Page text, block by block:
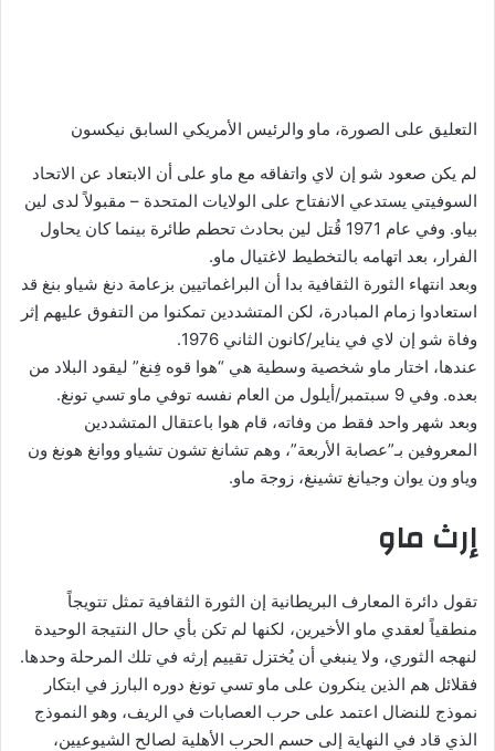
التعليق على الصورة، ماو والرئيس الأمريكي السابق نيكسون
لم يكن صعود شو إن لاي واتفاقه مع ماو على أن الابتعاد عن الاتحاد
السوفيتي يستدعي الانفتاح على الولايات المتحدة – مقبولاً لدى لين
بياو. وفي عام 1971 قُتل لين بحادث تحطم طائرة بينما كان يحاول
الفرار، بعد اتهامه بالتخطيط لاغتيال ماو.
وبعد انتهاء الثورة الثقافية بدا أن البراغماتيين بزعامة دنغ شياو بنغ قد
استعادوا زمام المبادرة، لكن المتشددين تمكنوا من التفوق عليهم إثر
وفاة شو إن لاي في يناير/كانون الثاني 1976.
عندها، اختار ماو شخصية وسطية هي “هوا قوه فِنغ” ليقود البلاد من
بعده. وفي 9 سبتمبر/أيلول من العام نفسه توفي ماو تسي تونغ.
وبعد شهر واحد فقط من وفاته، قام هوا باعتقال المتشددين
المعروفين بـ”عصابة الأربعة”، وهم تشانغ تشون تشياو ووانغ هونغ ون
وياو ون يوان وجيانغ تشينغ، زوجة ماو.
إرث ماو
تقول دائرة المعارف البريطانية إن الثورة الثقافية تمثل تتويجاً
منطقياً لعقدي ماو الأخيرين، لكنها لم تكن بأي حال النتيجة الوحيدة
لنهجه الثوري، ولا ينبغي أن يُختزل تقييم إرثه في تلك المرحلة وحدها.
فقلائل هم الذين ينكرون على ماو تسي تونغ دوره البارز في ابتكار
نموذج للنضال اعتمد على حرب العصابات في الريف، وهو النموذج
الذي قاد في النهاية إلى حسم الحرب الأهلية لصالح الشيوعيين،